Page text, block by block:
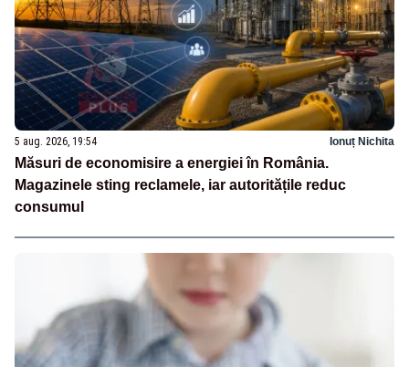
5 aug. 2026, 19:54 Ionuț Nichita
Măsuri de economisire a energiei în România.
Magazinele sting reclamele, iar autoritățile reduc
consumul